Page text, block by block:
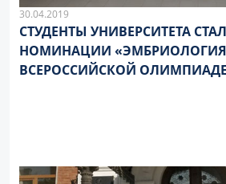
30.04.2019
СТУДЕНТЫ УНИВЕРСИТЕТА
НОМИНАЦИИ
ВСЕРОССИЙСКОЙ